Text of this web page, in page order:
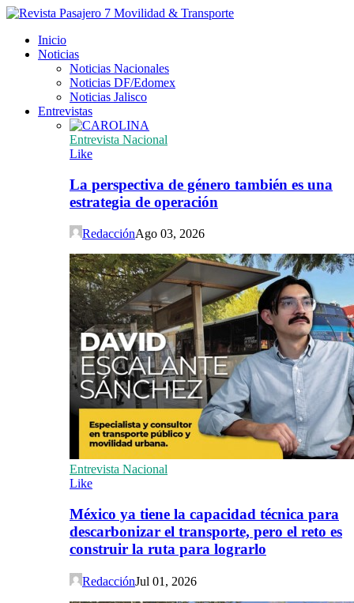
Inicio
Noticias
Noticias Nacionales
Noticias DF/Edomex
Noticias Jalisco
Entrevistas
Entrevista Nacional
Like
La perspectiva de género también es una
estrategia de operación
RedacciónAgo 03, 2026
Entrevista Nacional
Like
México ya tiene la capacidad técnica para
descarbonizar el transporte, pero el reto es
construir la ruta para lograrlo
RedacciónJul 01, 2026